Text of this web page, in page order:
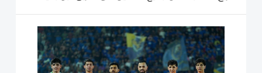
الموسم الحالي يسعون إلى اللقب الخامس، لكن هذا السعي
لم يثمر عن شيء، حيث ضاع اللقب في الأمتار الأخيرة...